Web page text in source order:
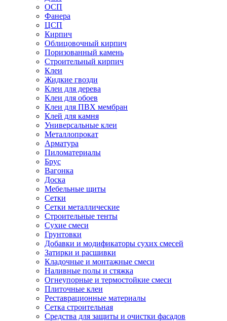
ОСП
Фанера
ЦСП
Кирпич
Облицовочный кирпич
Поризованный камень
Строительный кирпич
Клеи
Жидкие гвозди
Клеи для дерева
Клеи для обоев
Клеи для ПВХ мембран
Клей для камня
Универсальные клеи
Металлопрокат
Арматура
Пиломатериалы
Брус
Вагонка
Доска
Мебельные щиты
Сетки
Сетки металлические
Строительные тенты
Сухие смеси
Грунтовки
Добавки и модификаторы сухих смесей
Затирки и расшивки
Кладочные и монтажные смеси
Наливные полы и стяжка
Огнеупорные и термостойкие смеси
Плиточные клеи
Реставрационные материалы
Сетка строительная
Средства для защиты и очистки фасадов